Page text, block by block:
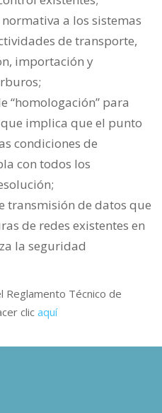
a los sistemas
de transporte,
importación y
“homologación” para
implica que el punto
condiciones de
con todos los
transmisión de datos que
de redes existentes en
la seguridad
Reglamento Técnico de
clic aquí